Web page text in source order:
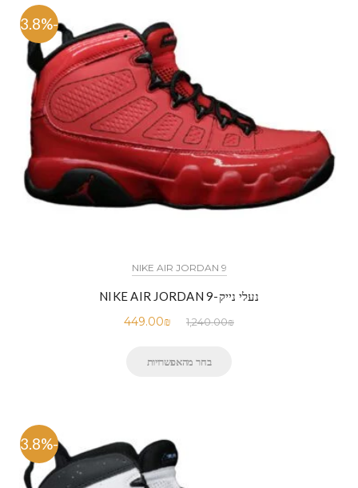
-63.8%
NIKE AIR JORDAN 9
נעלי נייק-NIKE AIR JORDAN 9
1,240.00₪
449.00₪
בחר מהאפשרויות
-63.8%